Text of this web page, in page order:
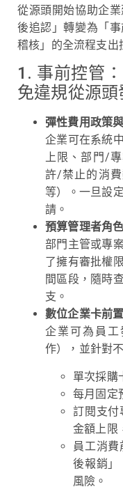
從源頭開始協助企
後追認」轉變為「
稽核」的全流程支出
1. 事前控管
免違規從源頭
彈性費用政策
企業可在系統
上限、部門/
許/禁止的消
等）。一旦設
請。
預算管理者角色
部門主管或專
了擁有審批權
間區段，隨時
支。
數位企業卡前
企業可為員
作），並針對
單次採購
每月固定
訂閱支付
金額上限
員工消費
後報銷」
風險。